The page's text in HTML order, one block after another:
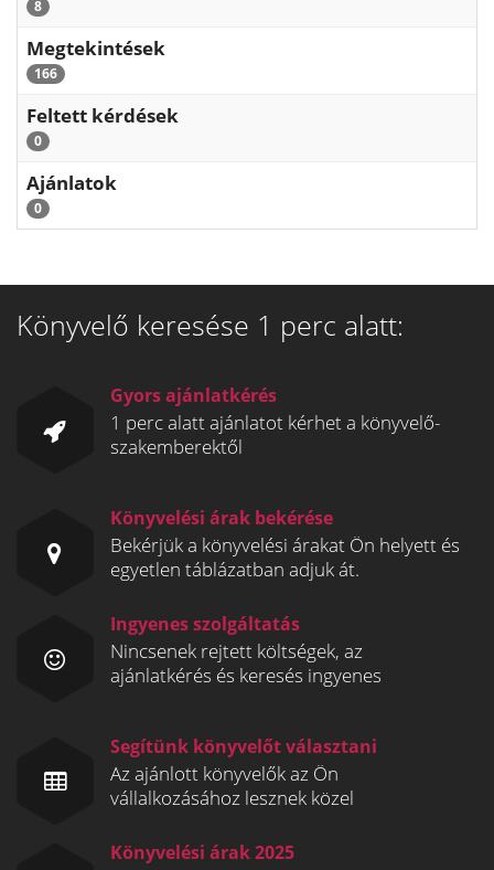
8
Megtekintések
166
Feltett kérdések
0
Ajánlatok
0
Könyvelő keresése 1 perc alatt:
Gyors ajánlatkérés
1 perc alatt ajánlatot kérhet a könyvelő-
szakemberektől
Könyvelési árak bekérése
Bekérjük a könyvelési árakat Ön helyett és
egyetlen táblázatban adjuk át.
Ingyenes szolgáltatás
Nincsenek rejtett költségek, az
ajánlatkérés és keresés ingyenes
Segítünk könyvelőt választani
Az ajánlott könyvelők az Ön
vállalkozásához lesznek közel
Könyvelési árak 2025